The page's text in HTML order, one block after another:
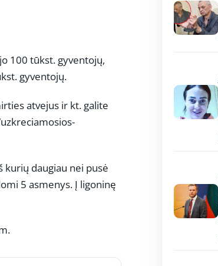
100 tūkst. gyventojų,
gyventojų.
atvejus ir kt. galite
kurių daugiau nei pusė
5 asmenys. Į ligoninę